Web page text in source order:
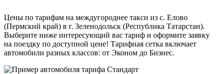
Цены по тарифам на междугороднее такси из с. Елово
(Пермский край) в г. Зеленодольск (Республика Татарстан).
Выберите ниже интересующий вас тариф и оформите заявку
на поездку по доступной цене! Тарифная сетка включает
автомобили разных классов: от Эконом до Бизнес.